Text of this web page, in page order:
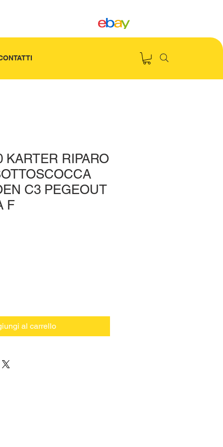
KARTER RIPARO
C3 PEGEOUT
F
al carrello